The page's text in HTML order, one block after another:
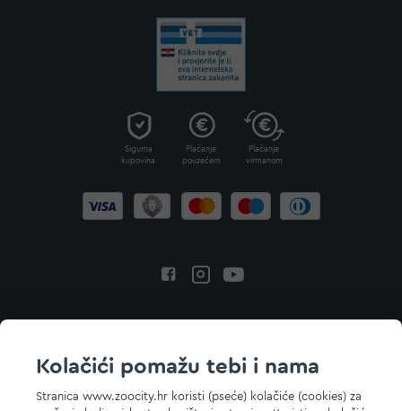
Kolačići pomažu tebi i nama
Stranica www.zoocity.hr koristi (pseće) kolačiće (cookies) za
Sigurna
kupovina
Plaćanje
pouzećem
Plaćanje
virmanom